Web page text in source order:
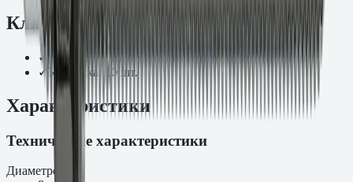
Ключевые преимущества
✓Размер: 8×110
✓Упаковка: 10 шт.
Характеристики
Технические характеристики
Диаметрd₀